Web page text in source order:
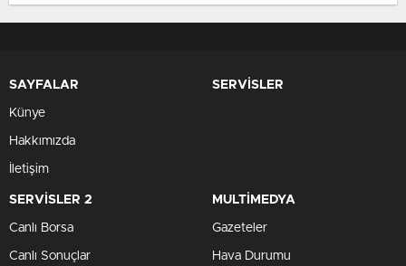
SAYFALAR
Künye
Hakkımızda
İletişim
SERVİSLER
SERVİSLER 2
Canlı Borsa
Canlı Sonuçlar
MULTİMEDYA
Gazeteler
Hava Durumu